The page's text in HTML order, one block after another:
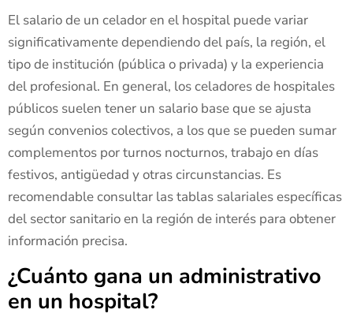
El salario de un celador en el hospital puede variar
significativamente dependiendo del país, la región, el
tipo de institución (pública o privada) y la experiencia
del profesional. En general, los celadores de hospitales
públicos suelen tener un salario base que se ajusta
según convenios colectivos, a los que se pueden sumar
complementos por turnos nocturnos, trabajo en días
festivos, antigüedad y otras circunstancias. Es
recomendable consultar las tablas salariales específicas
del sector sanitario en la región de interés para obtener
información precisa.
¿Cuánto gana un administrativo
en un hospital?